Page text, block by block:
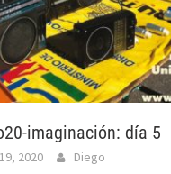
imaginación: día 5
2020 Diego